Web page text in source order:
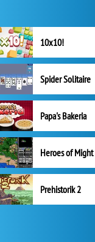
10x10!
Spider Solitaire
Papa's Bakeria
Prehistorik 2